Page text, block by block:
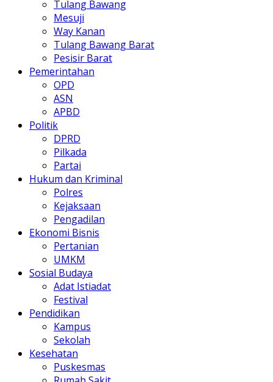
Tulang Bawang
Mesuji
Way Kanan
Tulang Bawang Barat
Pesisir Barat
Pemerintahan
OPD
ASN
APBD
Politik
DPRD
Pilkada
Partai
Hukum dan Kriminal
Polres
Kejaksaan
Pengadilan
Ekonomi Bisnis
Pertanian
UMKM
Sosial Budaya
Adat Istiadat
Festival
Pendidikan
Kampus
Sekolah
Kesehatan
Puskesmas